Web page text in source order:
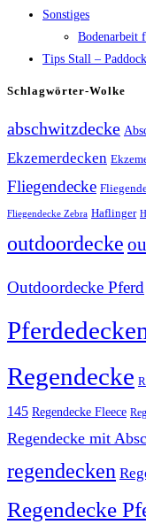
Sonstiges
Bodenarbeit
Tips Stall –
Schlagwörter-Wolke
abschwitzdecke
Ekzemerdecken
Fliegendecke
Fliegendecke Zebra Haflinger
outdoordecke
Outdoordecke Pferd
Regendecke
145 Regendecke Fleece
Regendecke mit
regendecken
Regendecke